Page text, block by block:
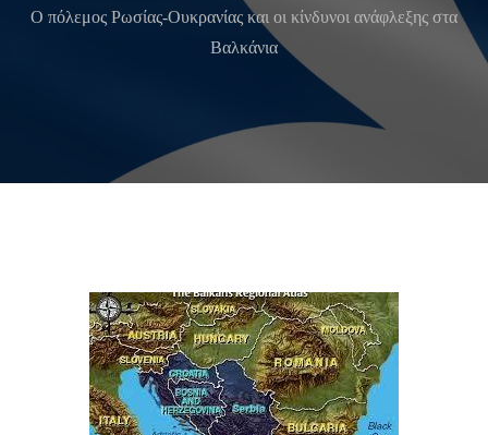
Ο πόλεμος Ρωσίας-Ουκρανίας και οι κίνδυνοι ανάφλεξης στα
Βαλκάνια